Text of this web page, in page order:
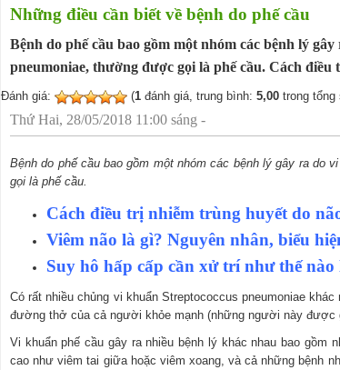
Những điều cần biết về bệnh do phế cầu
Bệnh do phế cầu bao gồm một nhóm các bệnh lý
pneumoniae, thường được gọi là phế cầu. Cách
Đánh giá: (1 đánh giá, trung bình: 5,00 trong tổng
Thứ Hai, 28/05/2018 11:00 sáng -
Bệnh do phế cầu bao gồm một nhóm các bệnh lý gây ra do
gọi là phế cầu.
Cách điều trị nhiễm trùng huyết do
Viêm não là gì? Nguyên nhân, biểu
Suy hô hấp cấp cần xử trí như thế nào
Có rất nhiều chủng vi khuẩn Streptococcus pneumoniae
đường thở của cả người khỏe mạnh (những người này được
Vi khuẩn phế cầu gây ra nhiều bệnh lý khác nhau bao gồm
cao như viêm tai giữa hoặc viêm xoang, và cả những bệnh